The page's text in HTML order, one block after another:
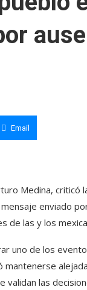
Email
Medina, criticó
enviado
de las y los
uno de los
validan las